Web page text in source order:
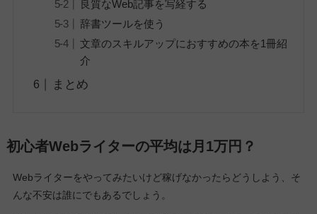
良質なWeb記事を写経する
辞書ツールを使う
文章のスキルアップにおすすめの本を1冊紹
介
まとめ
初心者Webライターの平均は月1万円？
Webライターをやってみたいけど稼げなかったらどうしよう、そ
んな不安は誰にでもあるでしょう。